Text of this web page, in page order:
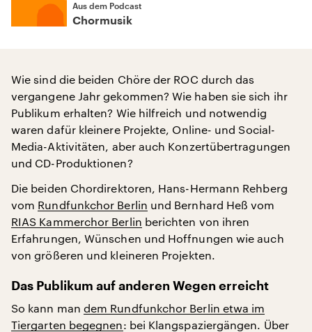
Aus dem Podcast
Chormusik
Wie sind die beiden Chöre der ROC durch das
vergangene Jahr gekommen? Wie haben sie sich ihr
Publikum erhalten? Wie hilfreich und notwendig
waren dafür kleinere Projekte, Online- und Social-
Media-Aktivitäten, aber auch Konzertübertragungen
und CD-Produktionen?
Die beiden Chordirektoren, Hans-Hermann Rehberg
vom Rundfunkchor Berlin und Bernhard Heß vom
RIAS Kammerchor Berlin berichten von ihren
Erfahrungen, Wünschen und Hoffnungen wie auch
von größeren und kleineren Projekten.
Das Publikum auf anderen Wegen erreicht
So kann man dem Rundfunkchor Berlin etwa im
Tiergarten begegnen: bei Klangspaziergängen. Über